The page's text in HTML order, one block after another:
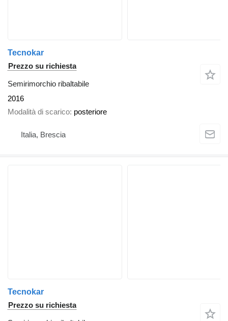
Tecnokar
Prezzo su richiesta
Semirimorchio ribaltabile
2016
Modalità di scarico posteriore
Italia, Brescia
Tecnokar
Prezzo su richiesta